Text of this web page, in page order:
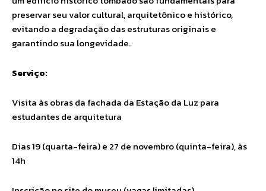
preservar seu valor cultural, arquitetônico e histórico,
evitando a degradação das estruturas originais e
garantindo sua longevidade.
Serviço:
Visita às obras da fachada da Estação da Luz para
estudantes de arquitetura
Dias 19 (quarta-feira) e 27 de novembro (quinta-feira), às
14h